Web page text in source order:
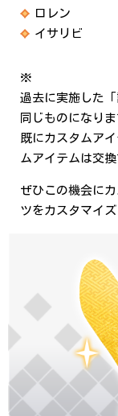
ロレン
イサリビ
※
過去に実施した
同じものになりま
既にカスタムア
ムアイテムは交
ぜひこの機会に
ツをカスタマイズ